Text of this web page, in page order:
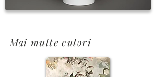
Mai multe culori